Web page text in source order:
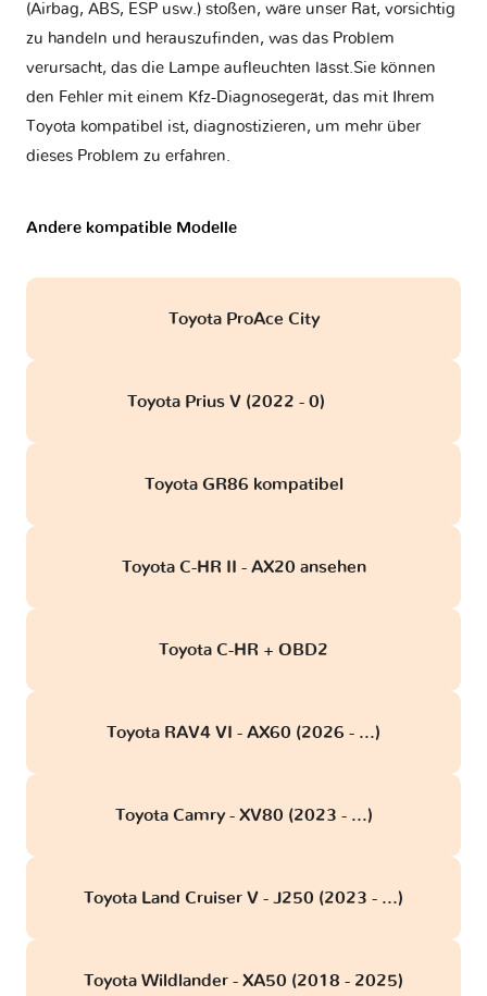
(Airbag, ABS, ESP usw.) stoßen, wäre unser Rat, vorsichtig
zu handeln und herauszufinden, was das Problem
verursacht, das die Lampe aufleuchten lässt.Sie können
den Fehler mit einem Kfz-Diagnosegerät, das mit Ihrem
Toyota kompatibel ist, diagnostizieren, um mehr über
dieses Problem zu erfahren.
Andere kompatible Modelle
Toyota ProAce City
Toyota Prius V (2022 - 0)
Toyota GR86 kompatibel
Toyota C-HR II - AX20 ansehen
Toyota C-HR + OBD2
Toyota RAV4 VI - AX60 (2026 - ...)
Toyota Camry - XV80 (2023 - ...)
Toyota Land Cruiser V - J250 (2023 - ...)
Toyota Wildlander - XA50 (2018 - 2025)